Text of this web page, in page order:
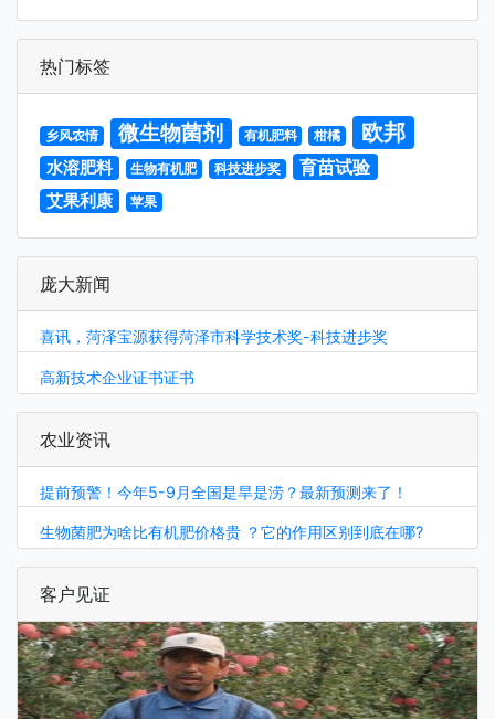
热门标签
乡风农情 微生物菌剂 有机肥料 柑橘 欧邦
水溶肥料 生物有机肥 科技进步奖 育苗试验
艾果利康 苹果
庞大新闻
喜讯，菏泽宝源获得菏泽市科学技术奖-科技进步奖
高新技术企业证书证书
农业资讯
提前预警！今年5-9月全国是旱是涝？最新预测来了！
生物菌肥为啥比有机肥价格贵 ？它的作用区别到底在哪?
客户见证